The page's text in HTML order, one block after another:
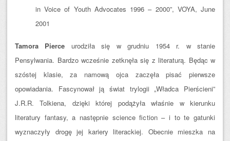
in Voice of Youth Advocates 1996 – 2000”, VOYA, June
2001
Tamora Pierce urodziła się w grudniu 1954 r. w stanie
Pensylwania. Bardzo wcześnie zetknęła się z literaturą. Będąc w
szóstej klasie, za namową ojca zaczęła pisać pierwsze
opowiadania. Fascynował ją świat trylogii „Władca Pierścieni”
J.R.R. Tolkiena, dzięki której podążyła właśnie w kierunku
literatury fantasy, a następnie science fiction – i to te gatunki
wyznaczyły drogę jej kariery literackiej. Obecnie mieszka na